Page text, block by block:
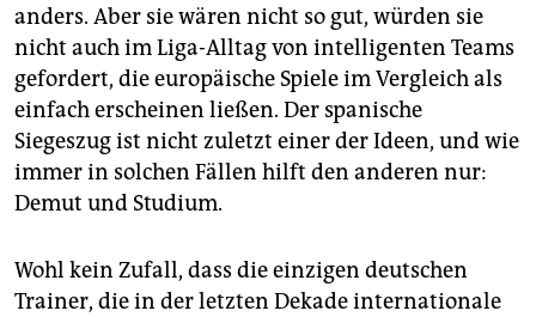
anders. Aber sie wären nicht so gut, würden sie
nicht auch im Liga-Alltag von intelligenten Teams
gefordert, die europäische Spiele im Vergleich als
einfach erscheinen ließen. Der spanische
Siegeszug ist nicht zuletzt einer der Ideen, und wie
immer in solchen Fällen hilft den anderen nur:
Demut und Studium.
Wohl kein Zufall, dass die einzigen deutschen
Trainer, die in der letzten Dekade internationale